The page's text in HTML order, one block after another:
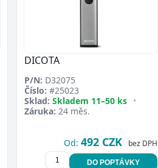
DICOTA
P/N: D32075
Číslo: #25023
Sklad: Skladem 11–50 ks •
Záruka: 24 měs.
Od: 492 CZK bez DPH
DO POPTÁVKY